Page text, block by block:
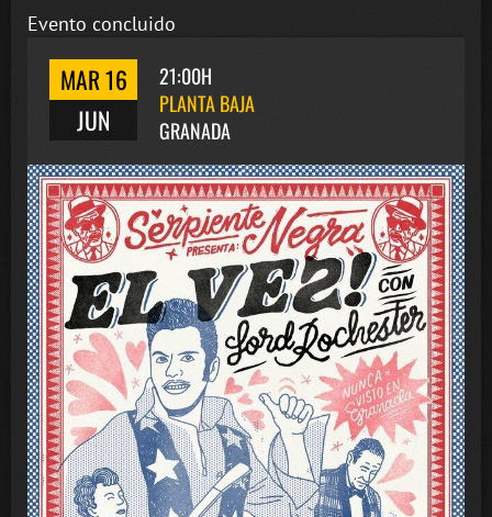
Evento concluido
MAR 16
JUN
21:00H
PLANTA BAJA
GRANADA